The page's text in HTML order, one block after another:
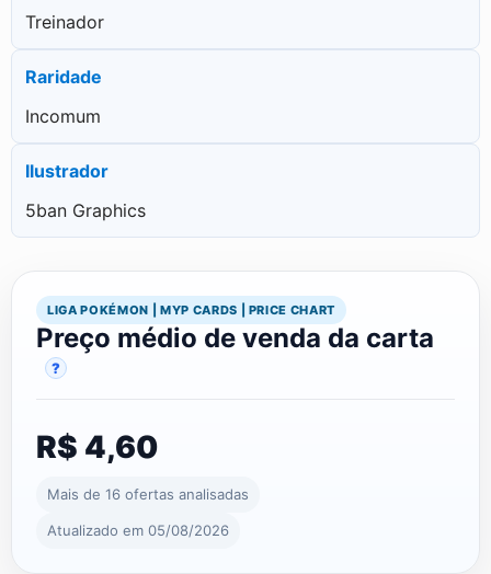
Treinador
Raridade
Incomum
Ilustrador
5ban Graphics
LIGA POKÉMON | MYP CARDS | PRICE CHART
Preço médio de venda da carta
?
R$ 4,60
Mais de 16 ofertas analisadas
Atualizado em 05/08/2026